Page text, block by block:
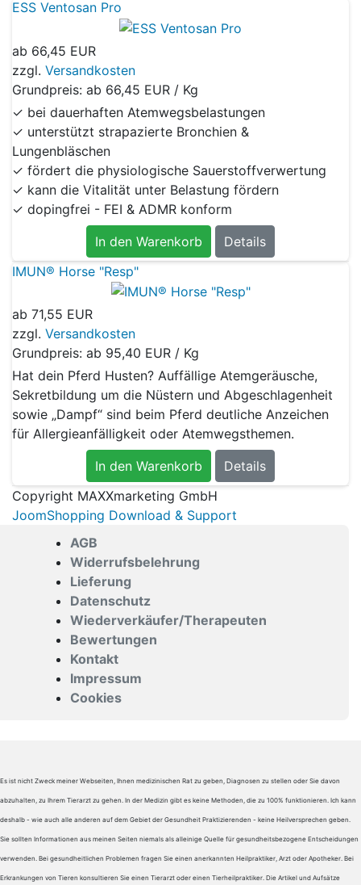
ESS Ventosan Pro
ab 66,45 EUR
zzgl. Versandkosten
Grundpreis: ab 66,45 EUR / Kg
✓ bei dauerhaften Atemwegsbelastungen
✓ unterstützt strapazierte Bronchien &
Lungenbläschen
✓ fördert die physiologische Sauerstoffverwertung
✓ kann die Vitalität unter Belastung fördern
✓ dopingfrei - FEI & ADMR konform
In den Warenkorb
Details
IMUN® Horse "Resp"
ab 71,55 EUR
zzgl. Versandkosten
Grundpreis: ab 95,40 EUR / Kg
Hat dein Pferd Husten? Auffällige Atemgeräusche,
Sekretbildung um die Nüstern und Abgeschlagenheit
sowie „Dampf“ sind beim Pferd deutliche Anzeichen
für Allergieanfälligkeit oder Atemwegsthemen.
In den Warenkorb
Details
Copyright MAXXmarketing GmbH
JoomShopping Download & Support
AGB
Widerrufsbelehrung
Lieferung
Datenschutz
Wiederverkäufer/Therapeuten
Bewertungen
Kontakt
Impressum
Cookies
Es ist nicht Zweck meiner Webseiten, Ihnen medizinischen Rat zu geben, Diagnosen zu stellen oder Sie davon
abzuhalten, zu Ihrem Tierarzt zu gehen. In der Medizin gibt es keine Methoden, die zu 100% funktionieren. Ich kann
deshalb - wie auch alle anderen auf dem Gebiet der Gesundheit Praktizierenden - keine Heilversprechen geben.
Sie sollten Informationen aus meinen Seiten niemals als alleinige Quelle für gesundheitsbezogene Entscheidungen
verwenden. Bei gesundheitlichen Problemen fragen Sie einen anerkannten Heilpraktiker, Arzt oder Apotheker. Bei
Erkrankungen von Tieren konsultieren Sie einen Tierarzt oder einen Tierheilpraktiker. Die Artikel und Aufsätze